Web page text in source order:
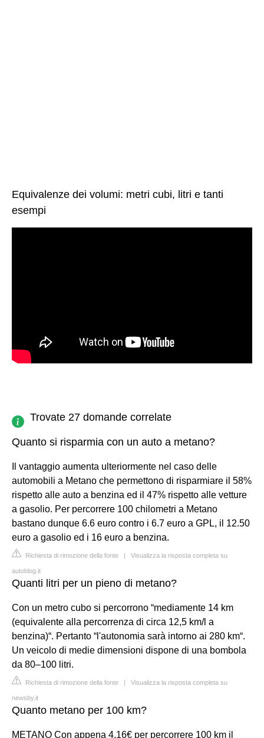
Equivalenze dei volumi: metri cubi, litri e tanti
esempi
Trovate 27 domande correlate
Quanto si risparmia con un auto a metano?
Il vantaggio aumenta ulteriormente nel caso delle
automobili a Metano che permettono di risparmiare il 58%
rispetto alle auto a benzina ed il 47% rispetto alle vetture
a gasolio. Per percorrere 100 chilometri a Metano
bastano dunque 6.6 euro contro i 6.7 euro a GPL, il 12.50
euro a gasolio ed i 16 euro a benzina.
Richiesta di rimozione della fonte | Visualizza la risposta completa su
autoblog.it
Quanti litri per un pieno di metano?
Con un metro cubo si percorrono “mediamente 14 km
(equivalente alla percorrenza di circa 12,5 km/l a
benzina)“. Pertanto “l'autonomia sarà intorno ai 280 km“.
Un veicolo di medie dimensioni dispone di una bombola
da 80–100 litri.
Richiesta di rimozione della fonte | Visualizza la risposta completa su
newsby.it
Quanto metano per 100 km?
METANO Con appena 4,16€ per percorrere 100 km il